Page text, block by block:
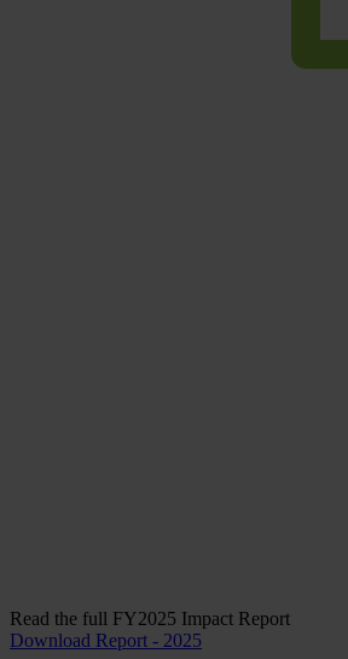
Read the full FY2025 Impact Report
Download Report - 2025